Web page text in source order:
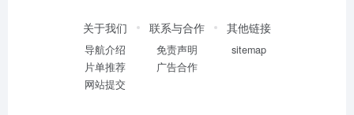
关于我们
导航介绍
片单推荐
网站提交
联系与合作
免责声明
广告合作
其他链接
sitemap